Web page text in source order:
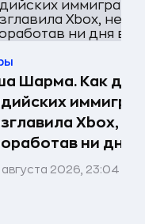
Шарма. Как
Xbox, не
ни дня
2026, 23:04